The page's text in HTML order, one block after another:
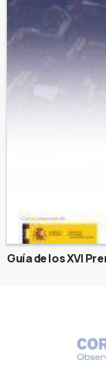
Guía de los XVI